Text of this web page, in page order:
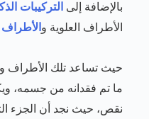
بالإضافة إلى التركيبات
الأطراف العلوية و
حيث تساعد تلك الأطراف
ما تم فقدانه من جسمه،
نقص، حيث نجد أن الجزء